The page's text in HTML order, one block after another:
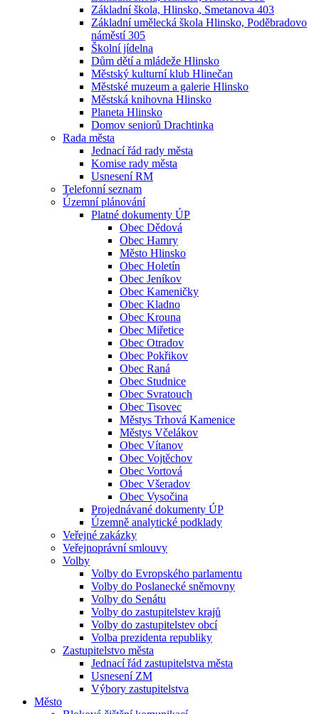
Základní škola, Hlinsko, Smetanova 403
Základní umělecká škola Hlinsko, Poděbradovo
náměstí 305
Školní jídelna
Dům dětí a mládeže Hlinsko
Městský kulturní klub Hlinečan
Městské muzeum a galerie Hlinsko
Městská knihovna Hlinsko
Planeta Hlinsko
Domov seniorů Drachtinka
Rada města
Jednací řád rady města
Komise rady města
Usnesení RM
Telefonní seznam
Územní plánování
Platné dokumenty ÚP
Obec Dědová
Obec Hamry
Město Hlinsko
Obec Holetín
Obec Jeníkov
Obec Kameničky
Obec Kladno
Obec Krouna
Obec Miřetice
Obec Otradov
Obec Pokřikov
Obec Raná
Obec Studnice
Obec Svratouch
Obec Tisovec
Městys Trhová Kamenice
Městys Včelákov
Obec Vítanov
Obec Vojtěchov
Obec Vortová
Obec Všeradov
Obec Vysočina
Projednávané dokumenty ÚP
Územně analytické podklady
Veřejné zakázky
Veřejnoprávní smlouvy
Volby
Volby do Evropského parlamentu
Volby do Poslanecké sněmovny
Volby do Senátu
Volby do zastupitelstev krajů
Volby do zastupitelstev obcí
Volba prezidenta republiky
Zastupitelstvo města
Jednací řád zastupitelstva města
Usnesení ZM
Výbory zastupitelstva
Město